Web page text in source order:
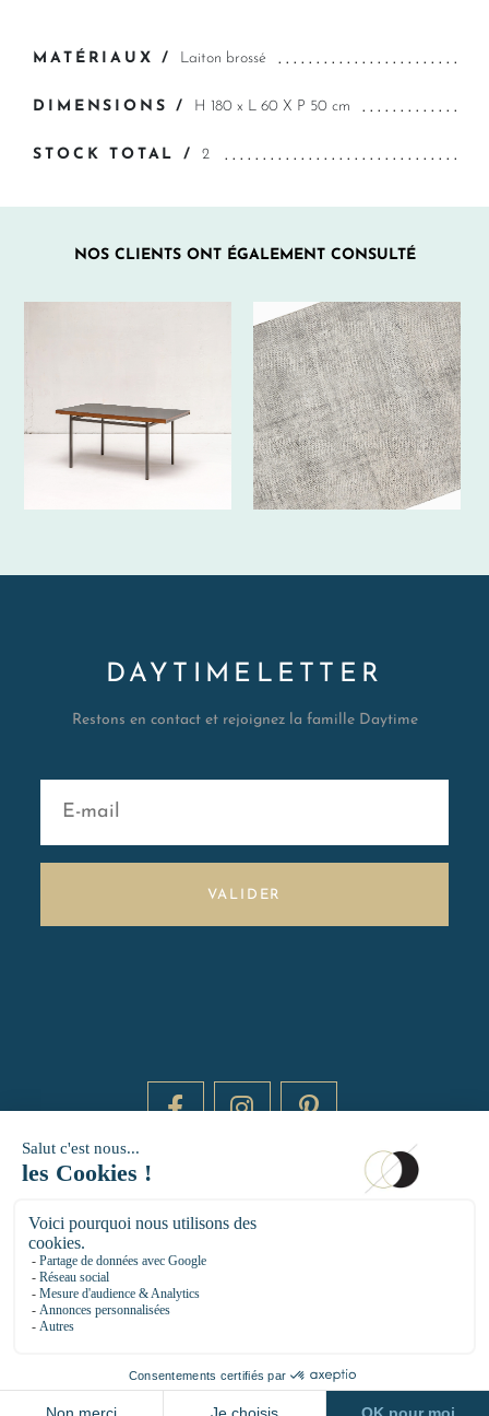
MATÉRIAUX / Laiton brossé
DIMENSIONS / H 180 x L 60 X P 50 cm
STOCK TOTAL / 2
NOS CLIENTS ONT ÉGALEMENT CONSULTÉ
DAYTIMELETTER
Restons en contact et rejoignez la famille Daytime
VALIDER
14 RUE DE BRETAGNE - 75003 PARIS
01 85 73 56 49